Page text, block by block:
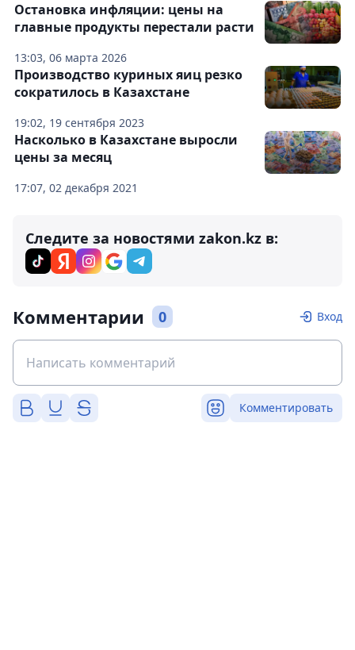
13:03, 06 марта 2026
Остановка инфляции: цены на
главные продукты перестали расти
19:02, 19 сентября 2023
Производство куриных яиц резко
сократилось в Казахстане
17:07, 02 декабря 2021
Насколько в Казахстане выросли
цены за месяц
Следите за новостями zakon.kz в:
Комментарии 0 Вход
Комментировать